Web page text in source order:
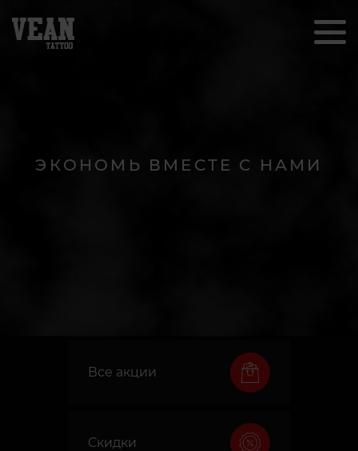
ЭКОНОМЬ ВМЕСТЕ С НАМИ
Все акции
Скидки